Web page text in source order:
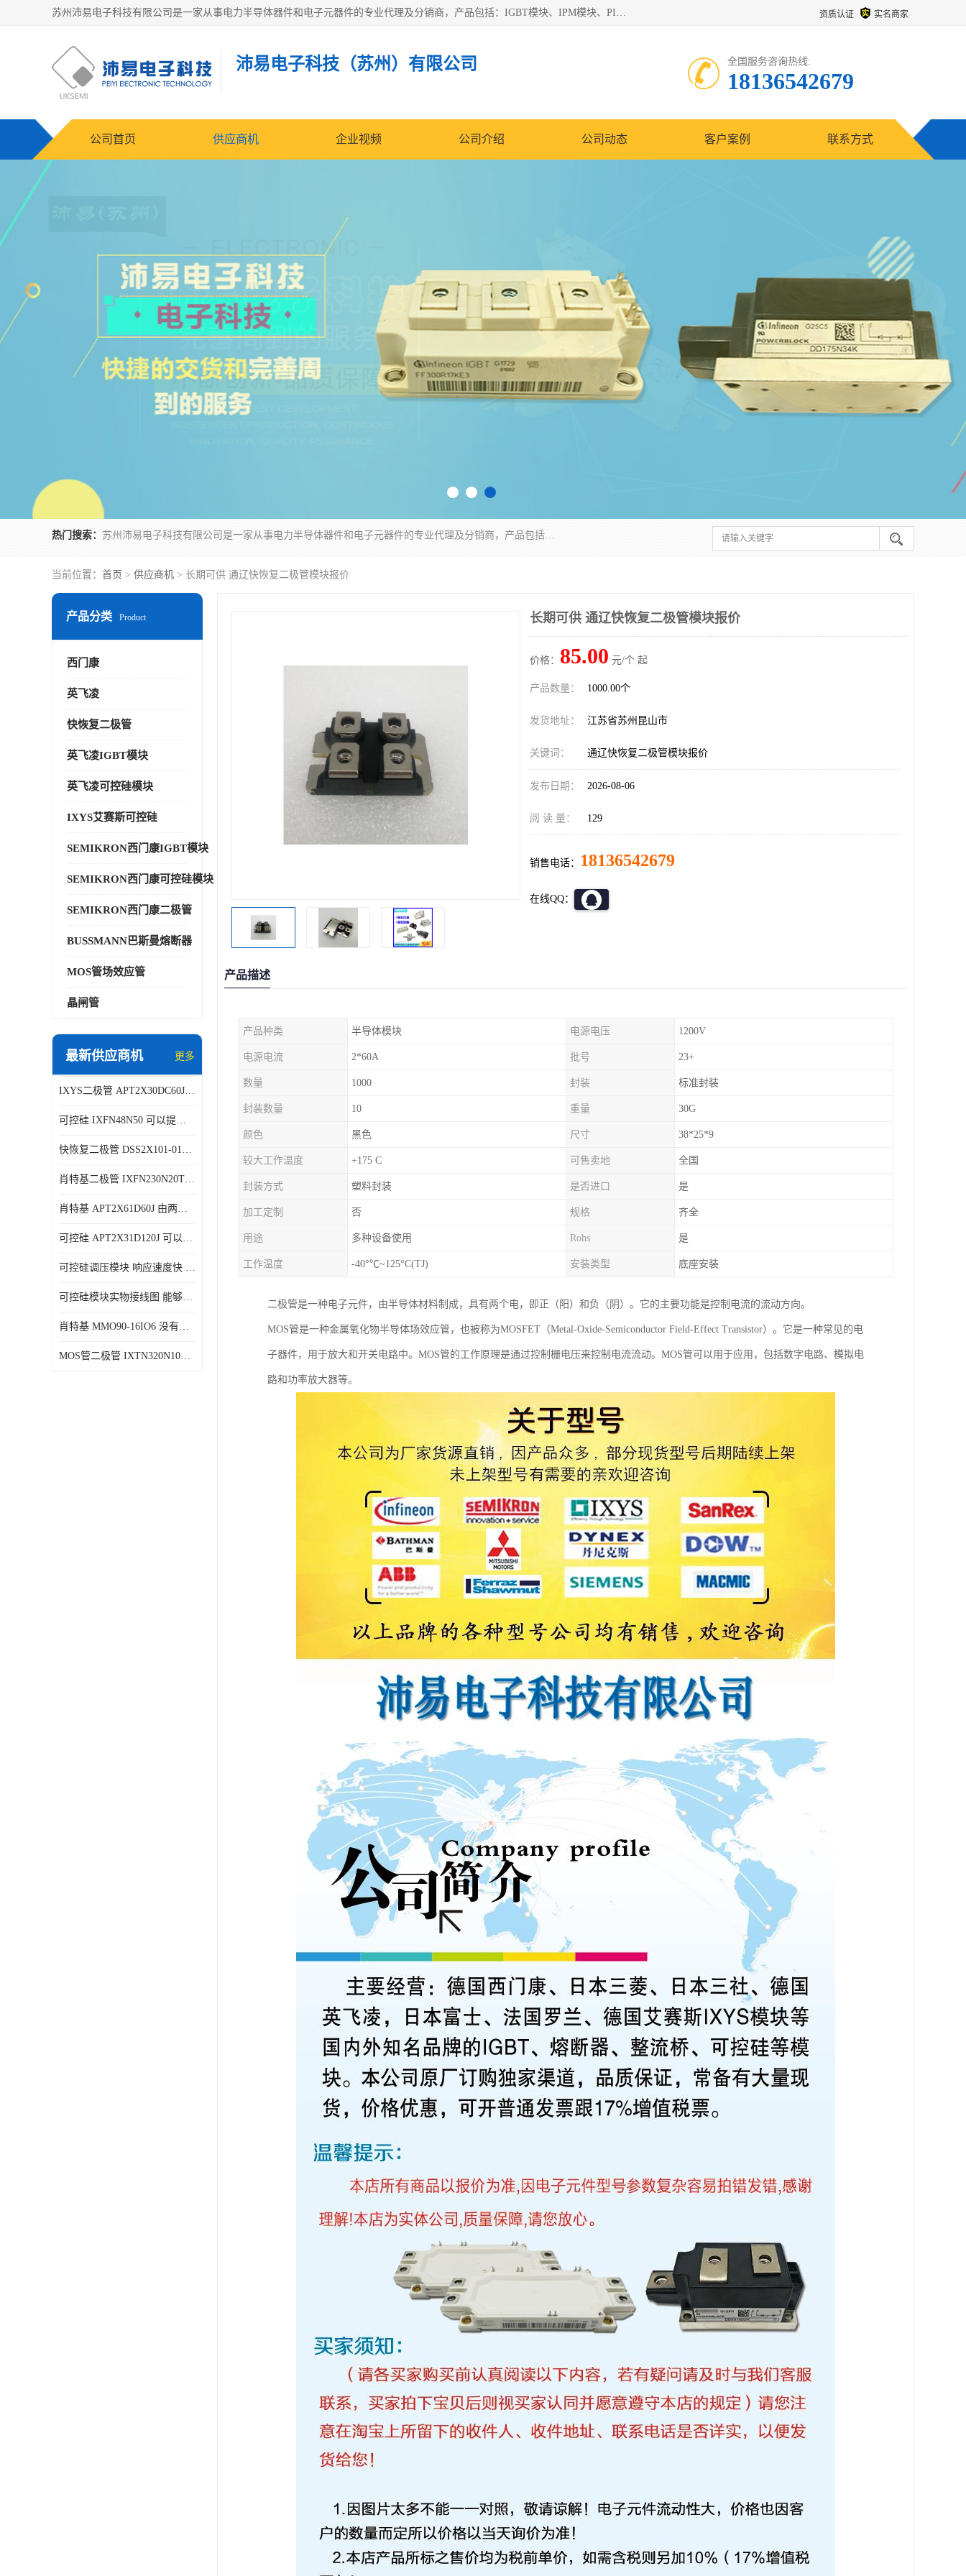
苏州沛易电子科技有限公司是一家从事电力半导体器件和电子元器件的专业代理及分销商，产品包括：IGBT模块、IPM模块、PIM模块、二极管、三极管、可控硅、整流桥、IGBT单管、IGBT电路驱动板、GTR达林顿模块、快恢复二极管、肖特基二极管、熔断器、IC集成电路、快速熔断器等。 资质认证 实名商家
沛易电子科技（苏州）有限公司 全国服务咨询热线:
18136542679
公司首页 供应商机 企业视频 公司介绍 公司动态 客户案例 联系方式
热门搜索： 苏州沛易电子科技有限公司是一家从事电力半导体器件和电子元器件的专业代理及分销商，产品包括：IGBT模块、IPM模块、PIM模块、二极管、三极管、可控硅、整流桥、IGBT单管、IGBT电路驱动板、GTR达林顿模块、快恢复二极管、肖特基二极管、熔断器、IC集成电路、快速熔断器等。
当前位置： 首页 > 供应商机 > 长期可供 通辽快恢复二极管模块报价
产品分类 Product
西门康
英飞凌
快恢复二极管
英飞凌IGBT模块
英飞凌可控硅模块
IXYS艾赛斯可控硅
SEMIKRON西门康IGBT模块
SEMIKRON西门康可控硅模块
SEMIKRON西门康二极管
BUSSMANN巴斯曼熔断器
MOS管场效应管
晶闸管
最新供应商机 更多
IXYS二极管 APT2X30DC60J 结构简单
可控硅 IXFN48N50 可以提供稳定的电压输出
快恢复二极管 DSS2X101-015A 具有较高的可靠性
肖特基二极管 IXFN230N20T 可以提供稳定的电压输出
肖特基 APT2X61D60J 由两个半导体材料组成
可控硅 APT2X31D120J 可以提供稳定的电压输出
可控硅调压模块 响应速度快 可控性强
可控硅模块实物接线图 能够减少能量损耗 响应速度快
肖特基 MMO90-16IO6 没有机械移动部件
MOS管二极管 IXTN320N10T 由两个半导体材料组成
长期可供 通辽快恢复二极管模块报价
价格： 85.00 元/个 起
产品数量： 1000.00个
发货地址： 江苏省苏州昆山市
关键词： 通辽快恢复二极管模块报价
发布日期： 2026-08-06
阅 读 量： 129
销售电话： 18136542679
在线QQ：
产品描述
产品种类 半导体模块 电源电压 1200V
电源电流 2*60A 批号 23+
数量 1000 封装 标准封装
封装数量 10 重量 30G
颜色 黑色 尺寸 38*25*9
较大工作温度 +175 C 可售卖地 全国
封装方式 塑料封装 是否进口 是
加工定制 否 规格 齐全
用途 多种设备使用 Rohs 是
工作温度 -40°℃~125°C(TJ) 安装类型 底座安装
二极管是一种电子元件，由半导体材料制成，具有两个电，即正（阳）和负（阴）。它的主要功能是控制电流的流动方向。
MOS管是一种金属氧化物半导体场效应管，也被称为MOSFET（Metal-Oxide-Semiconductor Field-Effect Transistor）。它是一种常见的电
子器件，用于放大和开关电路中。MOS管的工作原理是通过控制栅电压来控制电流流动。MOS管可以用于应用，包括数字电路、模拟电
路和功率放大器等。